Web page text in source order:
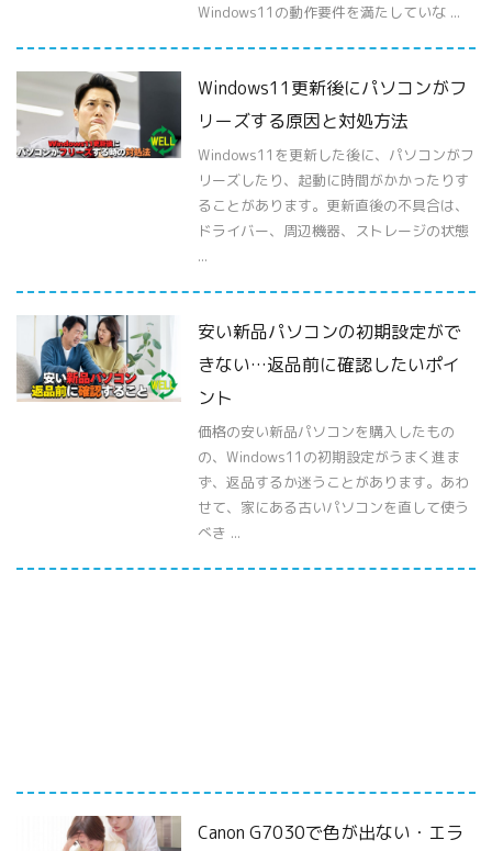
Windows11の動作要件を満たしていな ...
Windows11更新後にパソコンがフ
リーズする原因と対処方法
Windows11を更新した後に、パソコンがフ
リーズしたり、起動に時間がかかったりす
ることがあります。更新直後の不具合は、
ドライバー、周辺機器、ストレージの状態
...
安い新品パソコンの初期設定がで
きない…返品前に確認したいポイ
ント
価格の安い新品パソコンを購入したもの
の、Windows11の初期設定がうまく進ま
ず、返品するか迷うことがあります。あわ
せて、家にある古いパソコンを直して使う
べき ...
Canon G7030で色が出ない・エラ